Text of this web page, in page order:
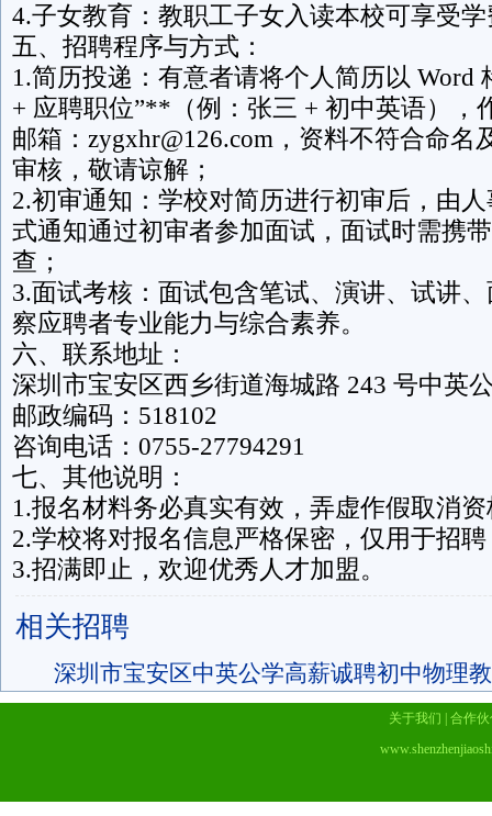
4.子女教育：教职工子女入读本校可享受
五、招聘程序与方式：
1.简历投递：有意者请将个人简历以 Word
+ 应聘职位”**（例：张三 + 初中英语），
邮箱：zygxhr@126.com，资料不符合命名
审核，敬请谅解；
2.初审通知：学校对简历进行初审后，由
式通知通过初审者参加面试，面试时需携
查；
3.面试考核：面试包含笔试、演讲、试讲
察应聘者专业能力与综合素养。
六、联系地址：
深圳市宝安区西乡街道海城路 243 号中英
邮政编码：518102
咨询电话：0755-27794291
七、其他说明：
1.报名材料务必真实有效，弄虚作假取消
2.学校将对报名信息严格保密，仅用于招聘
3.招满即止，欢迎优秀人才加盟。
相关招聘
深圳市宝安区中英公学高薪诚聘初中物理
关于我们
合作